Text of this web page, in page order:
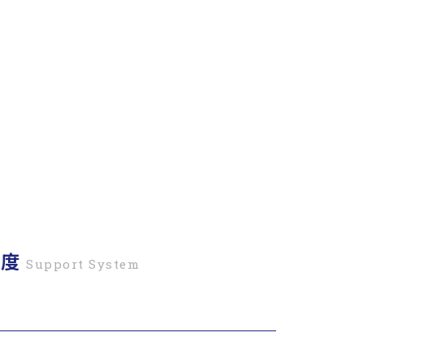
Support System